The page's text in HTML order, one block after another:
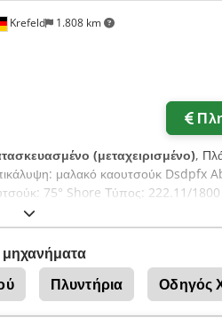
Krefeld 1.808 km
(μεταχειρισμένο),
μαλακό καουτσούκ Dsdpfx
75° Shore Τύπος: 222.11/1800
πλήρως ανακαινισμένοι και
μηχανήματα
Πλυντήρια Οδηγός